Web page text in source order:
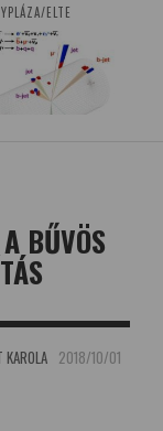
ELTE
BŰVÖS
KAROLA 2018/10/01